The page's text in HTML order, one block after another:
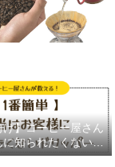
け】コーヒー屋さん
に知られたくないド
リッパー